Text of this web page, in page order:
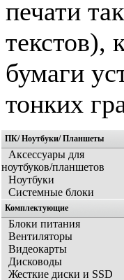
печати
текстов),
бумаги
тонких
ПК/ Ноутбуки/ Планшеты
Аксессуары для
ноутбуков/планшетов
Ноутбуки
Системные блоки
Комплектующие
Блоки питания
Вентиляторы
Видеокарты
Дисководы
Жесткие диски и SSD